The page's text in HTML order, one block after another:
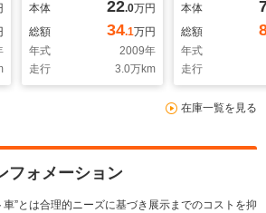
可 ETC
本体 22.0万円
総額
34.1万円
年式
2009年
走行
3.0万km
続可 HIDヘッ
ト ワンオー
録簿
本体
総額
年式
走行
在庫一覧を見る
フォメーション
”とは合理的ニーズに基づき展示までのコストを抑